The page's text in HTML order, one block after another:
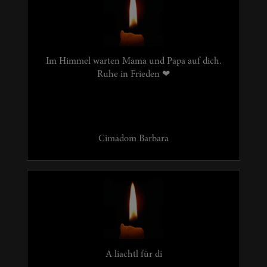
Im Himmel warten Mama und Papa auf dich.
Ruhe in Frieden ❤
Cimadom Barbara
A liachtl für di